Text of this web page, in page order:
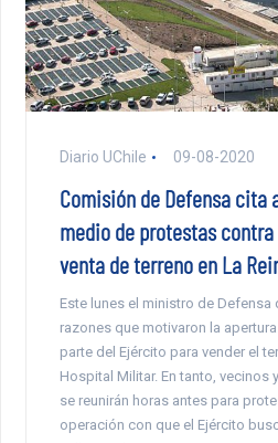
Diario UChile 09-08-2020
Comisión de Defensa cita
medio de protestas
venta de terreno en La
Este lunes el ministro de
razones que motivaron la
parte del Ejército para vender el
Hospital Militar. En tanto, vecinos
se reunirán horas antes para
operación con que el Ejército